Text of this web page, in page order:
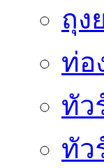
ถุง
ท่อ
ทัว
ทัว